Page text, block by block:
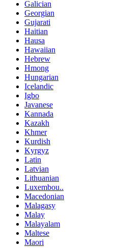
Galician
Georgian
Gujarati
Haitian
Hausa
Hawaiian
Hebrew
Hmong
Hungarian
Icelandic
Igbo
Javanese
Kannada
Kazakh
Khmer
Kurdish
Kyrgyz
Latin
Latvian
Lithuanian
Luxembou..
Macedonian
Malagasy
Malay
Malayalam
Maltese
Maori